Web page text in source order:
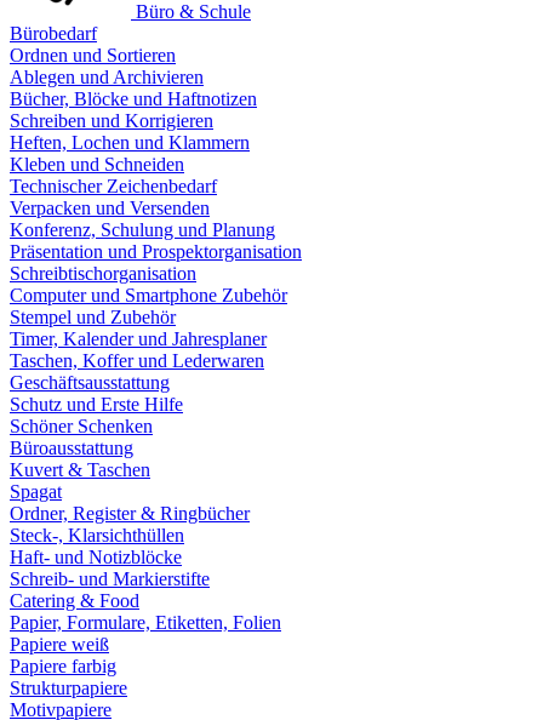
Büro & Schule
Bürobedarf
Ordnen und Sortieren
Ablegen und Archivieren
Bücher, Blöcke und Haftnotizen
Schreiben und Korrigieren
Heften, Lochen und Klammern
Kleben und Schneiden
Technischer Zeichenbedarf
Verpacken und Versenden
Konferenz, Schulung und Planung
Präsentation und Prospektorganisation
Schreibtischorganisation
Computer und Smartphone Zubehör
Stempel und Zubehör
Timer, Kalender und Jahresplaner
Taschen, Koffer und Lederwaren
Geschäftsausstattung
Schutz und Erste Hilfe
Schöner Schenken
Büroausstattung
Kuvert & Taschen
Spagat
Ordner, Register & Ringbücher
Steck-, Klarsichthüllen
Haft- und Notizblöcke
Schreib- und Markierstifte
Catering & Food
Papier, Formulare, Etiketten, Folien
Papiere weiß
Papiere farbig
Strukturpapiere
Motivpapiere